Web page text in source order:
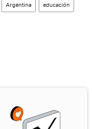
Argentina educación